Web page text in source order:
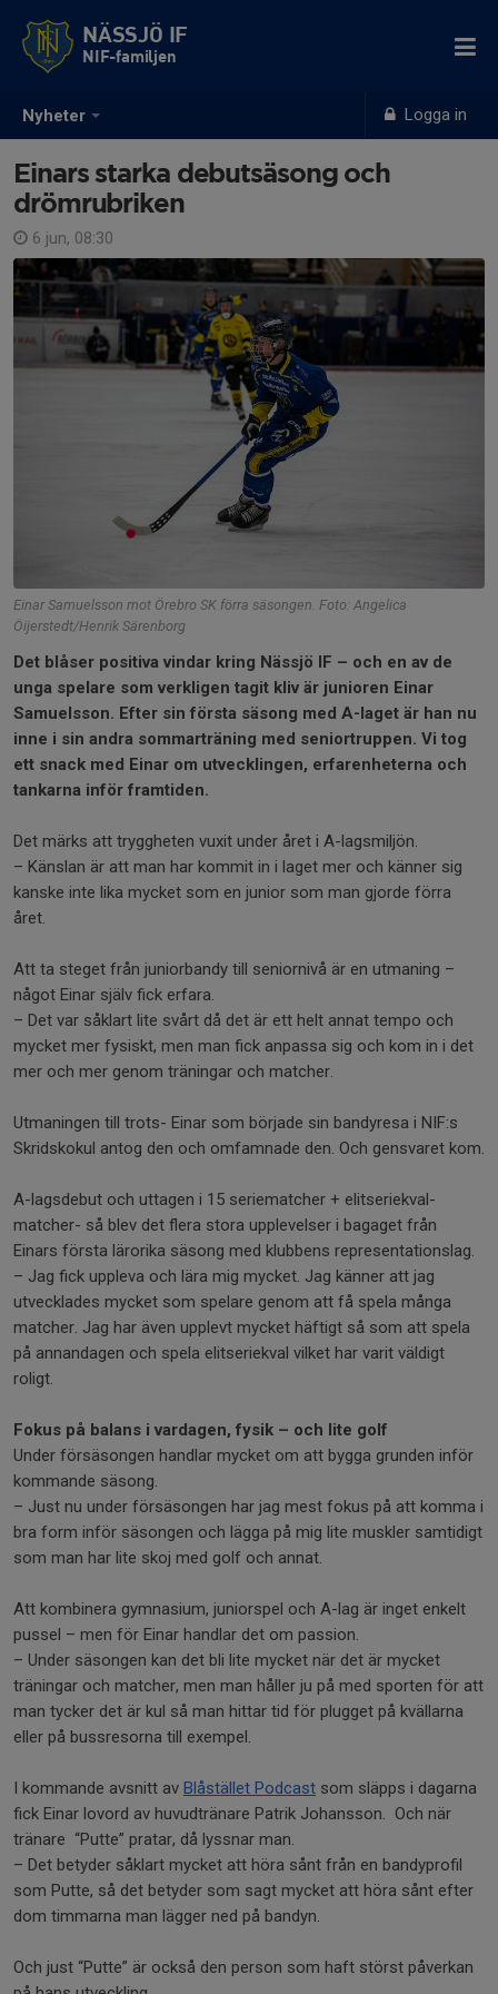
Nyheter Logga in
NÄSSJÖ IF
NIF-familjen
Einars starka debutsäsong och
drömrubriken
6 jun, 08:30
Einar Samuelsson mot Örebro SK förra säsongen. Foto: Angelica
Öijerstedt/Henrik Särenborg
Det blåser positiva vindar kring Nässjö IF – och en av de
unga spelare som verkligen tagit kliv är junioren Einar
Samuelsson. Efter sin första säsong med A-laget är han nu
inne i sin andra sommarträning med seniortruppen. Vi tog
ett snack med Einar om utvecklingen, erfarenheterna och
tankarna inför framtiden.
Det märks att tryggheten vuxit under året i A-lagsmiljön.
– Känslan är att man har kommit in i laget mer och känner sig
kanske inte lika mycket som en junior som man gjorde förra
året.
Att ta steget från juniorbandy till seniornivå är en utmaning –
något Einar själv fick erfara.
– Det var såklart lite svårt då det är ett helt annat tempo och
mycket mer fysiskt, men man fick anpassa sig och kom in i det
mer och mer genom träningar och matcher.
Utmaningen till trots- Einar som började sin bandyresa i NIF:s
Skridskokul antog den och omfamnade den. Och gensvaret kom.
A-lagsdebut och uttagen i 15 seriematcher + elitseriekval-
matcher- så blev det flera stora upplevelser i bagaget från
Einars första lärorika säsong med klubbens representationslag.
– Jag fick uppleva och lära mig mycket. Jag känner att jag
utvecklades mycket som spelare genom att få spela många
matcher. Jag har även upplevt mycket häftigt så som att spela
på annandagen och spela elitseriekval vilket har varit väldigt
roligt.
Fokus på balans i vardagen, fysik – och lite golf
Under försäsongen handlar mycket om att bygga grunden inför
kommande säsong.
– Just nu under försäsongen har jag mest fokus på att komma i
bra form inför säsongen och lägga på mig lite muskler samtidigt
som man har lite skoj med golf och annat.
Att kombinera gymnasium, juniorspel och A-lag är inget enkelt
pussel – men för Einar handlar det om passion.
– Under säsongen kan det bli lite mycket när det är mycket
träningar och matcher, men man håller ju på med sporten för att
man tycker det är kul så man hittar tid för plugget på kvällarna
eller på bussresorna till exempel.
I kommande avsnitt av Blåstället Podcast som släpps i dagarna
fick Einar lovord av huvudtränare Patrik Johansson. Och när
tränare “Putte” pratar, då lyssnar man.
– Det betyder såklart mycket att höra sånt från en bandyprofil
som Putte, så det betyder som sagt mycket att höra sånt efter
dom timmarna man lägger ned på bandyn.
Och just “Putte” är också den person som haft störst påverkan